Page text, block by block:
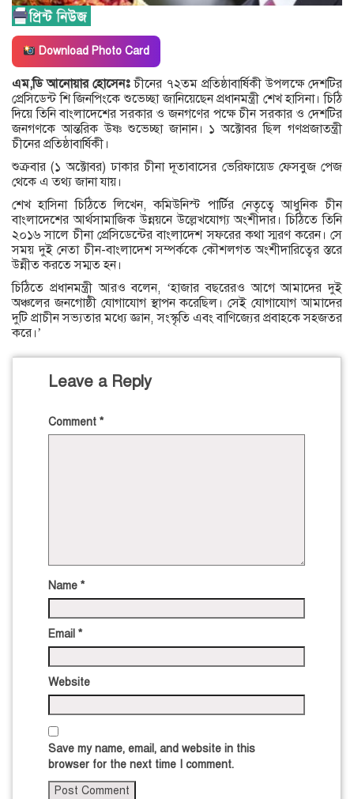
Download Photo Card
এম,ডি আনোয়ার হোসেনঃচীনের ৭২তম প্রতিষ্ঠাবার্ষিকী উপলক্ষে দেশটির
প্রেসিডেন্ট শি জিনপিংকে শুভেচ্ছা জানিয়েছেন প্রধানমন্ত্রী শেখ হাসিনা। চিঠি
দিয়ে তিনি বাংলাদেশের সরকার ও জনগণের পক্ষে চীন সরকার ও দেশটির
জনগণকে আন্তরিক উষ্ণ শুভেচ্ছা জানান। ১ অক্টোবর ছিল গণপ্রজাতন্ত্রী
চীনের প্রতিষ্ঠাবার্ষিকী।
শুক্রবার (১ অক্টোবর) ঢাকার চীনা দূতাবাসের ভেরিফায়েড ফেসবুজ পেজ
থেকে এ তথ্য জানা যায়।
শেখ হাসিনা চিঠিতে লিখেন, কমিউনিস্ট পার্টির নেতৃত্বে আধুনিক চীন
বাংলাদেশের আর্থসামাজিক উন্নয়নে উল্লেখযোগ্য অংশীদার। চিঠিতে তিনি
২০১৬ সালে চীনা প্রেসিডেন্টের বাংলাদেশ সফরের কথা স্মরণ করেন। সে
সময় দুই নেতা চীন-বাংলাদেশ সম্পর্ককে কৌশলগত অংশীদারিত্বের স্তরে
উন্নীত করতে সম্মত হন।
চিঠিতে প্রধানমন্ত্রী আরও বলেন, ‘হাজার বছরেরও আগে আমাদের দুই
অঞ্চলের জনগোষ্ঠী যোগাযোগ স্থাপন করেছিল। সেই যোগাযোগ আমাদের
দুটি প্রাচীন সভ্যতার মধ্যে জ্ঞান, সংস্কৃতি এবং বাণিজ্যের প্রবাহকে সহজতর
করে।’
Leave a Reply
Comment *
Name *
Email *
Website
Save my name, email, and website in this
browser for the next time I comment.